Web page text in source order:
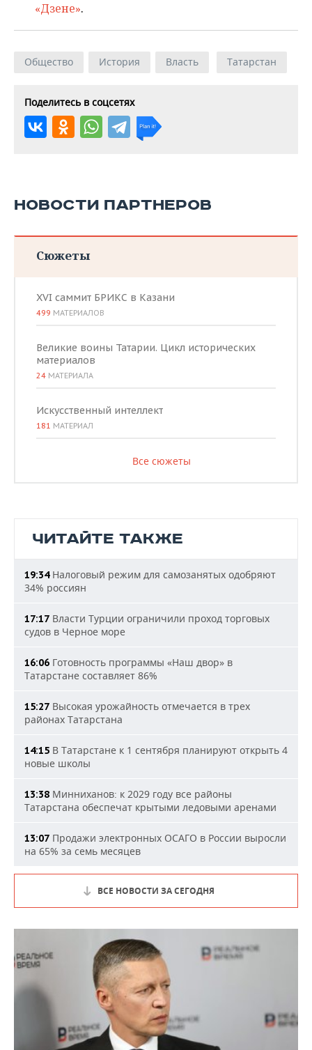
«Дзене».
Общество История Власть Татарстан
Поделитесь в соцсетях
НОВОСТИ ПАРТНЕРОВ
Сюжеты
XVI саммит БРИКС в Казани
499 МАТЕРИАЛОВ
Великие воины Татарии. Цикл исторических
материалов
24 МАТЕРИАЛА
Искусственный интеллект
181 МАТЕРИАЛ
Все сюжеты
ЧИТАЙТЕ ТАКЖЕ
19:34Налоговый режим для самозанятых одобряют
34% россиян
17:17 Власти Турции ограничили проход торговых
судов в Черное море
16:06 Готовность программы «Наш двор» в
Татарстане составляет 86%
15:27 Высокая урожайность отмечается в трех
районах Татарстана
14:15 В Татарстане к 1 сентября планируют открыть 4
новые школы
13:38 Минниханов: к 2029 году все районы
Татарстана обеспечат крытыми ледовыми аренами
13:07 Продажи электронных ОСАГО в России выросли
на 65% за семь месяцев
ВСЕ НОВОСТИ ЗА СЕГОДНЯ